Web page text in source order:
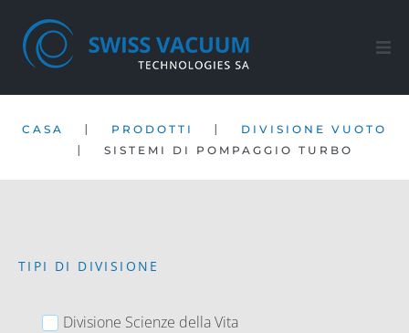
Prodotti
CASA | PRODOTTI | DIVISIONE VUOTO
| SISTEMI DI POMPAGGIO TURBO
TIPI DI DIVISIONE
Divisione Scienze della Vita